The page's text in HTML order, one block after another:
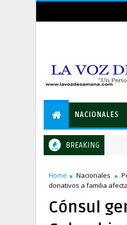
NACIONALES
BREAKING
Home Nacionales
donativos a familia
Cónsul